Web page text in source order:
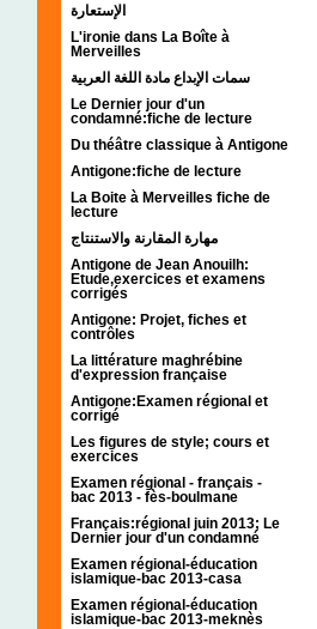
الإستعارة
L'ironie dans La Boîte à
Merveilles
سمات الإبداع مادة اللغة العربية
Le Dernier jour d'un
condamné:fiche de lecture
Du théâtre classique à Antigone
Antigone:fiche de lecture
La Boite à Merveilles fiche de
lecture
مهارة المقارنة والاستنتاج
Antigone de Jean Anouilh:
Etude,exercices et examens
corrigés
Antigone: Projet, fiches et
contrôles
La littérature maghrébine
d'expression française
Antigone:Examen régional et
corrigé
Les figures de style; cours et
exercices
Examen régional - français -
bac 2013 - fès-boulmane
Français:régional juin 2013; Le
Dernier jour d'un condamné
Examen régional-éducation
islamique-bac 2013-casa
Examen régional-éducation
islamique-bac 2013-meknès